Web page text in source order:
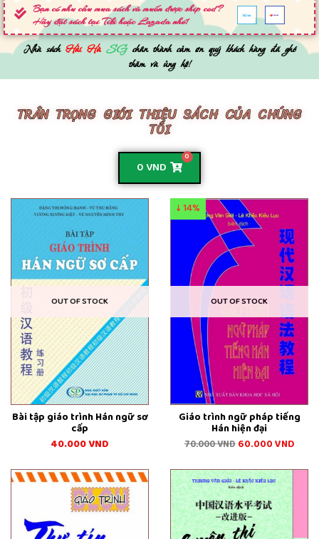
Bạn có nhu cầu mua sách và muốn được ship cod?
Hãy đặt sách tại Tiki hoặc Lazada nhé!
Nhà sách Hải Hà SG chân thành cảm ơn quý khách hàngđã ghé
thăm và ủng hộ!
TRÂN TRỌNG GIỚI THIỆU SÁCH CỦA CHÚNG
TÔI
0VND
0
OUT OF STOCK
Bài tập giáo trình Hán ngữ sơ
cấp
40.000VND
OUT OF STOCK
↓ 14%
Giáo trình ngữ pháp tiếng
Hán hiện đại
70.000VND 60.000VND